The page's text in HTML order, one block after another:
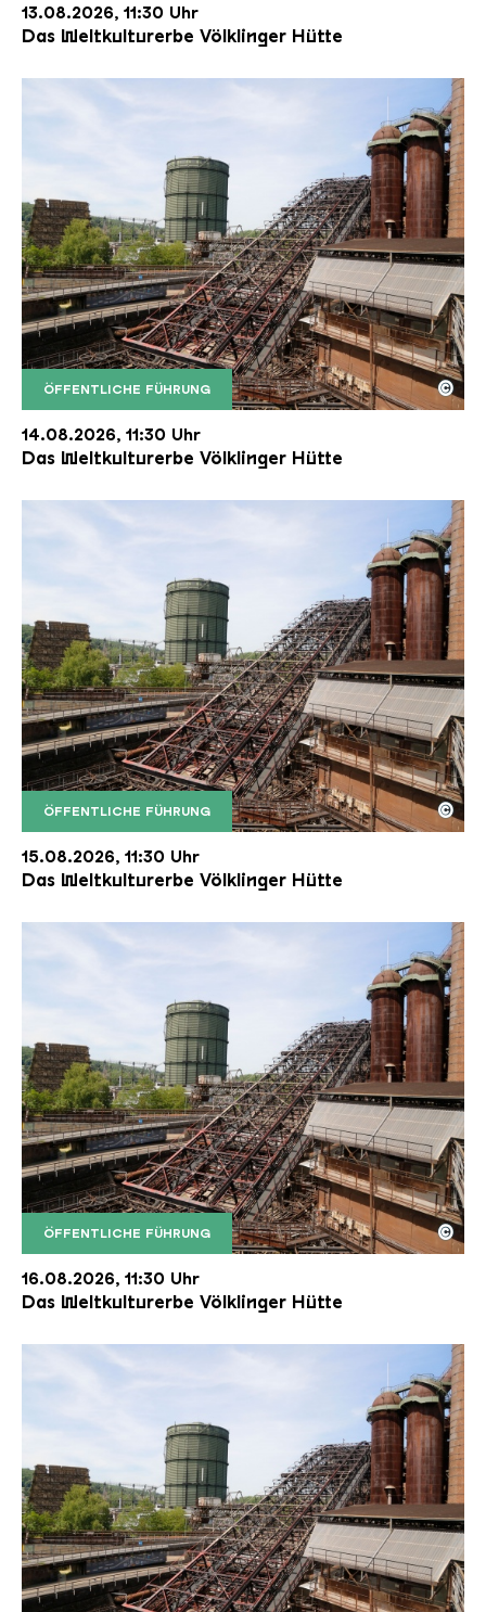
13.08.2026, 11:30 Uhr
Das Weltkulturerbe Völklinger Hütte
ÖFFENTLICHE FÜHRUNG
Der Erzschrägaufzug der Völklinger Hütte mit
Copyright: Weltkulturerbe Völklinger Hütte | Karl
©
14.08.2026, 11:30 Uhr
Das Weltkulturerbe Völklinger Hütte
ÖFFENTLICHE FÜHRUNG
Der Erzschrägaufzug der Völklinger Hütte mit
Copyright: Weltkulturerbe Völklinger Hütte | Karl
©
15.08.2026, 11:30 Uhr
Das Weltkulturerbe Völklinger Hütte
ÖFFENTLICHE FÜHRUNG
Der Erzschrägaufzug der Völklinger Hütte mit
Copyright: Weltkulturerbe Völklinger Hütte | Karl
©
16.08.2026, 11:30 Uhr
Das Weltkulturerbe Völklinger Hütte